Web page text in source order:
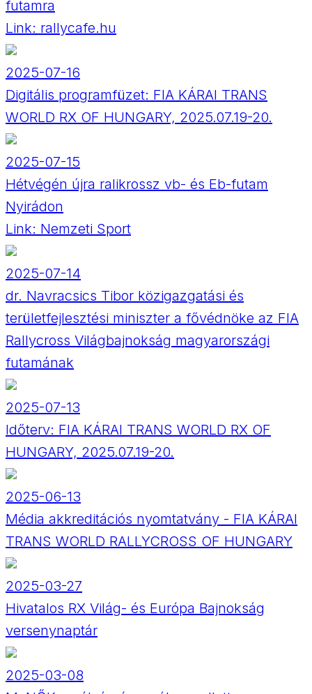
futamra
Link: rallycafe.hu
2025-07-16
Digitális programfüzet: FIA KÁRAI TRANS
WORLD RX OF HUNGARY, 2025.07.19-20.
2025-07-15
Hétvégén újra ralikrossz vb- és Eb-futam
Nyirádon
Link: Nemzeti Sport
2025-07-14
dr. Navracsics Tibor közigazgatási és
területfejlesztési miniszter a fővédnöke az FIA
Rallycross Világbajnokság magyarországi
futamának
2025-07-13
Időterv: FIA KÁRAI TRANS WORLD RX OF
HUNGARY, 2025.07.19-20.
2025-06-13
Média akkreditációs nyomtatvány - FIA KÁRAI
TRANS WORLD RALLYCROSS OF HUNGARY
2025-03-27
Hivatalos RX Világ- és Európa Bajnokság
versenynaptár
2025-03-08